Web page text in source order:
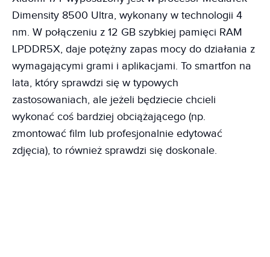
Dimensity 8500 Ultra, wykonany w technologii 4
nm. W połączeniu z 12 GB szybkiej pamięci RAM
LPDDR5X, daje potężny zapas mocy do działania z
wymagającymi grami i aplikacjami. To smartfon na
lata, który sprawdzi się w typowych
zastosowaniach, ale jeżeli będziecie chcieli
wykonać coś bardziej obciążającego (np.
zmontować film lub profesjonalnie edytować
zdjęcia), to również sprawdzi się doskonale.